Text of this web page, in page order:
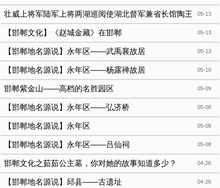
05-13
壮威上将军陆军上将两湖巡阅使湖北督军兼省长馆陶王
公（占元）碑铭 05-13
【邯郸文化】《赵城金藏》在邯郸
05-13
【邯郸地名源说】永年区——武禹襄故居
05-10
【邯郸地名源说】永年区——杨露禅故居
05-09
邯郸紫金山——高档的名胜园区
05-08
【邯郸地名源说】永年区——弘济桥
05-08
【邯郸地名源说】永年区
05-08
【邯郸地名源说】永年区——吕仙祠
04-26
邯郸文化之茹茹公主墓，你对她的故事知道多少？
04-26
【邯郸地名源说】邱县——古遗址